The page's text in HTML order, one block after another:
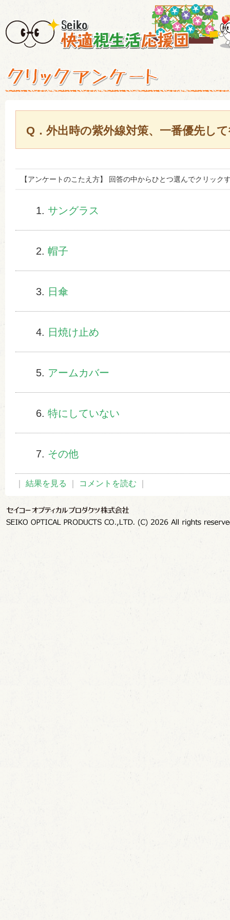
Q．外出時の紫外線対策、一番優先し
【アンケートのこたえ方】 回答の中からひとつ選んでクリック
サングラス
帽子
日傘
日焼け止め
アームカバー
特にしていない
その他
結果を見る コメントを読む